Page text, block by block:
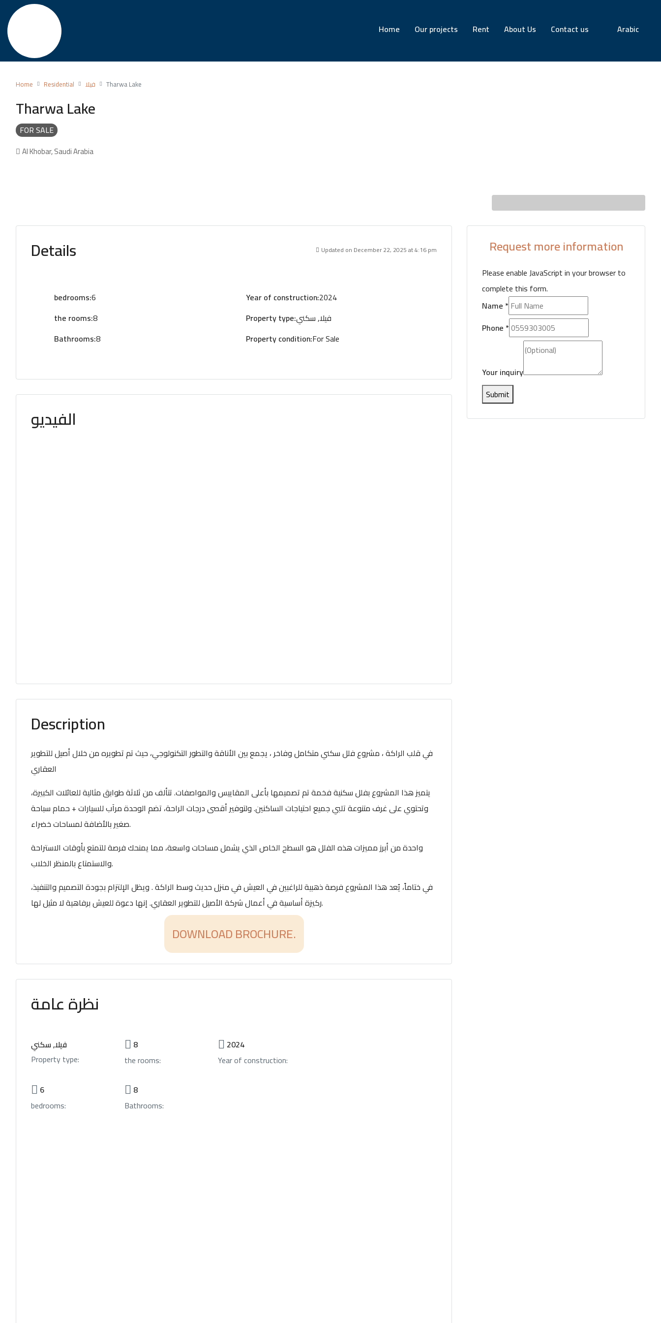
Home Our projects Rent About Us Contact us Arabic
Home Residential فيلا Tharwa Lake
Tharwa Lake
FOR SALE
Al Khobar, Saudi Arabia
5 More
Details Updated on December 22, 2025 at 4:16 pm
bedrooms:6
the rooms:8
Bathrooms:8
Year of construction:2024
Property type:فيلا, سكني
Property condition:For Sale
الفيديو
Description
في قلب الراكة ، مشروع فلل سكني متكامل وفاخر ، يجمع بين الأناقة والتطور التكنولوجي، حيث تم تطويره من خلال أصيل للتطوير
العقاري
يتميز هذا المشروع بفلل سكنية فخمة تم تصميمها بأعلى المقاييس والمواصفات. تتألف من ثلاثة طوابق مثالية للعائلات الكبيرة،
وتحتوي على غرف متنوعة تلبي جميع احتياجات الساكنين. ولتوفير أقصى درجات الراحة، تضم الوحدة مرآب للسيارات + حمام سباحة
صغير بالأضافة لمساحات خضراء.
واحدة من أبرز مميزات هذه الفلل هو السطح الخاص الذي يشمل مساحات واسعة، مما يمنحك فرصة للتمتع بأوقات الاستراحة
والاستمتاع بالمنظر الخلاب.
في ختاماً، يُعد هذا المشروع فرصة ذهبية للراغبين في العيش في منزل حديث وسط الراكة . ويظل الإلتزام بجودة التصميم والتنفيذ،
ركيزة أساسية في أعمال شركة الأصيل للتطوير العقاري. إنها دعوة للعيش برفاهية لا مثيل لها.
DOWNLOAD BROCHURE.
نظرة عامة
فيلا, سكني
Property type:
8
the rooms:
2024
Year of construction:
6
bedrooms:
8
Bathrooms:
Request more information
Please enable JavaScript in your browser to
complete this form.
Name *
Phone *
Your inquiry
Submit